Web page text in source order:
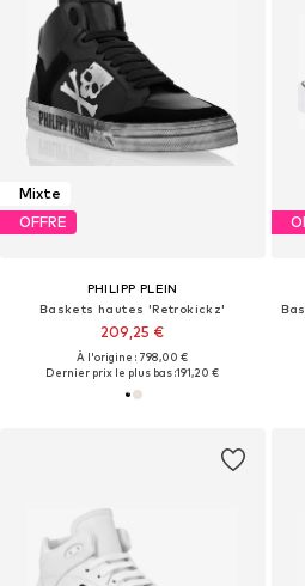
Mixte
OFFRE
PHILIPP PLEIN
Baskets hautes 'Retrokickz'
209,25 €
À l'origine : 798,00 €
Dernier prix le plus bas :191,20 €